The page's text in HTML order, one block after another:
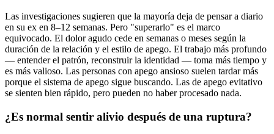
Las investigaciones sugieren que la mayoría deja de pensar a diario
en su ex en 8–12 semanas. Pero "superarlo" es el marco
equivocado. El dolor agudo cede en semanas o meses según la
duración de la relación y el estilo de apego. El trabajo más profundo
— entender el patrón, reconstruir la identidad — toma más tiempo y
es más valioso. Las personas con apego ansioso suelen tardar más
porque el sistema de apego sigue buscando. Las de apego evitativo
se sienten bien rápido, pero pueden no haber procesado nada.
¿Es normal sentir alivio después de una ruptura?